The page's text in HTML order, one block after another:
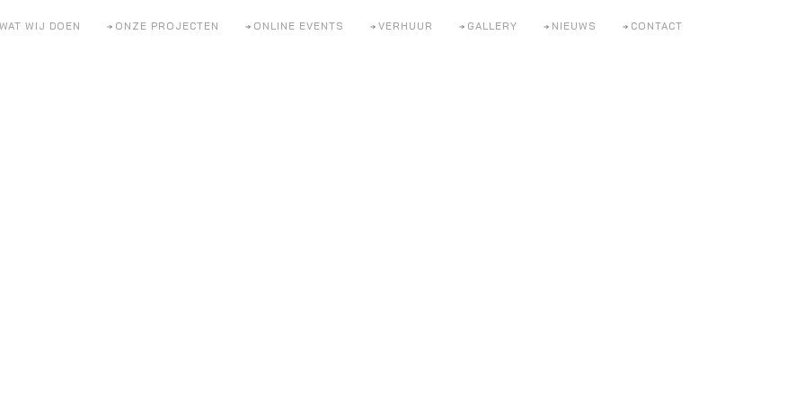
WAT WIJ DOEN ONZE PROJECTEN ONLINE EVENTS VERHUUR GALLERY NIEUWS CONTACT